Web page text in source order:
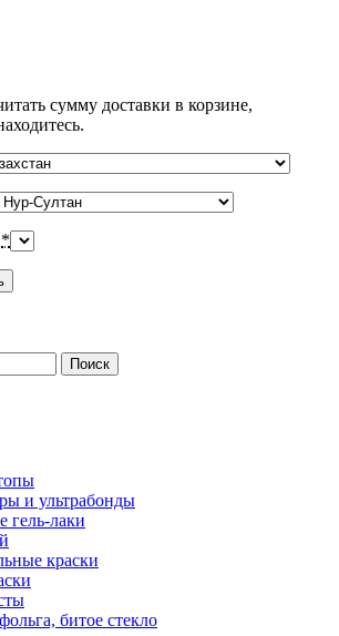
сумму доставки в корзине,
*
Поиск
и ультрабонды
гель-лаки
краски
битое стекло